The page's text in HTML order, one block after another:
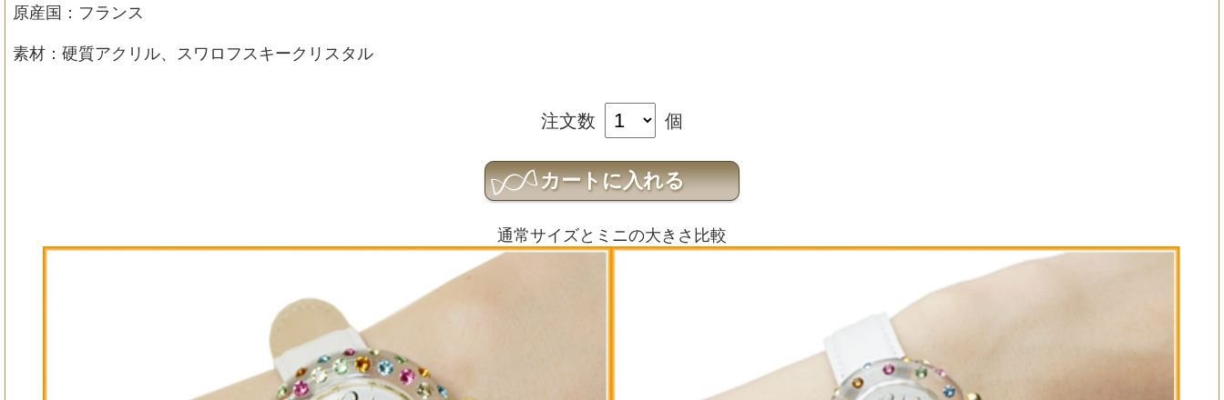
原産国：フランス
素材：硬質アクリル、スワロフスキークリスタル
注文数 個
通常サイズとミニの大きさ比較